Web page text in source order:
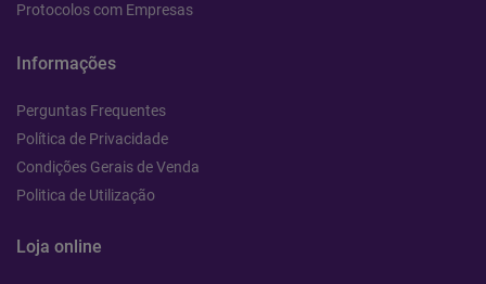
Protocolos com Empresas
Informações
Perguntas Frequentes
Política de Privacidade
Condições Gerais de Venda
Politica de Utilização
Loja online